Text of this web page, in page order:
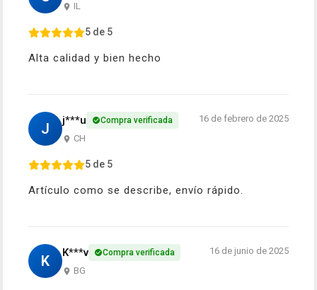
IL
5 de 5
Alta calidad y bien hecho
J j***u Compra verificada
CH
16 de febrero de 2025
5 de 5
Artículo como se describe, envío rápido.
K K***v Compra verificada
BG
16 de junio de 2025